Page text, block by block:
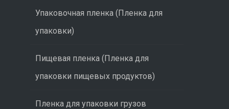
Упаковочная пленка (Пленка для
упаковки)
Пищевая пленка (Пленка для
упаковки пищевых продуктов)
Пленка для упаковки грузов